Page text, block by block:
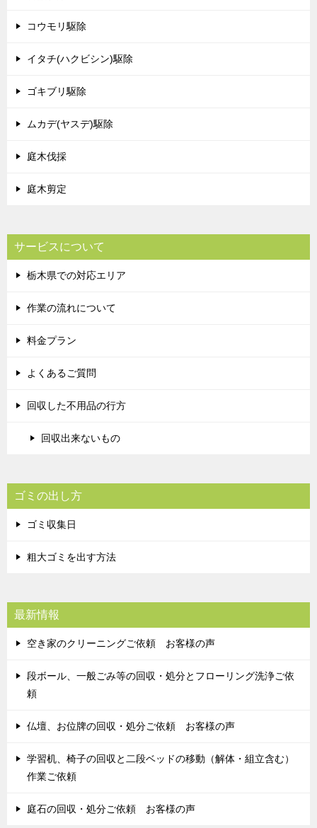
コウモリ駆除
イタチ(ハクビシン)駆除
ゴキブリ駆除
ムカデ(ヤスデ)駆除
庭木伐採
庭木剪定
サービスについて
栃木県での対応エリア
作業の流れについて
料金プラン
よくあるご質問
回収した不用品の行方
回収出来ないもの
ゴミの出し方
ゴミ収集日
粗大ゴミを出す方法
最新情報
空き家のクリーニングご依頼 お客様の声
段ボール、一般ごみ等の回収・処分とフローリング洗浄ご依
頼
仏壇、お位牌の回収・処分ご依頼 お客様の声
学習机、椅子の回収と二段ベッドの移動（解体・組立含む）
作業ご依頼
庭石の回収・処分ご依頼 お客様の声